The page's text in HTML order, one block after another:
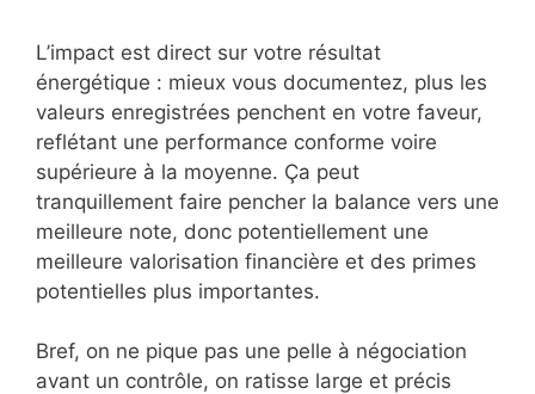
L’impact est direct sur votre résultat
énergétique : mieux vous documentez, plus les
valeurs enregistrées penchent en votre faveur,
reflétant une performance conforme voire
supérieure à la moyenne. Ça peut
tranquillement faire pencher la balance vers une
meilleure note, donc potentiellement une
meilleure valorisation financière et des primes
potentielles plus importantes.
Bref, on ne pique pas une pelle à négociation
avant un contrôle, on ratisse large et précis